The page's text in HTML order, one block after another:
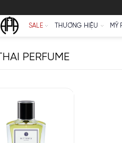
HOA SALE